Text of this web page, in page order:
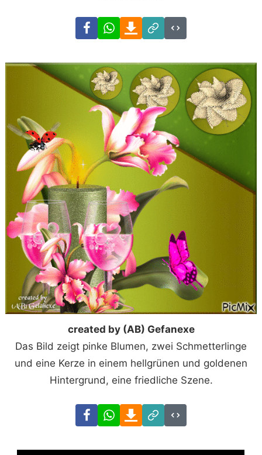
FacebookWhatsAppDownload
Link
Code
created by (AB) Gefanexe
Das Bild zeigt pinke Blumen, zwei Schmetterlinge
und eine Kerze in einem hellgrünen und goldenen
Hintergrund, eine friedliche Szene.
FacebookWhatsAppDownload
Link
Code